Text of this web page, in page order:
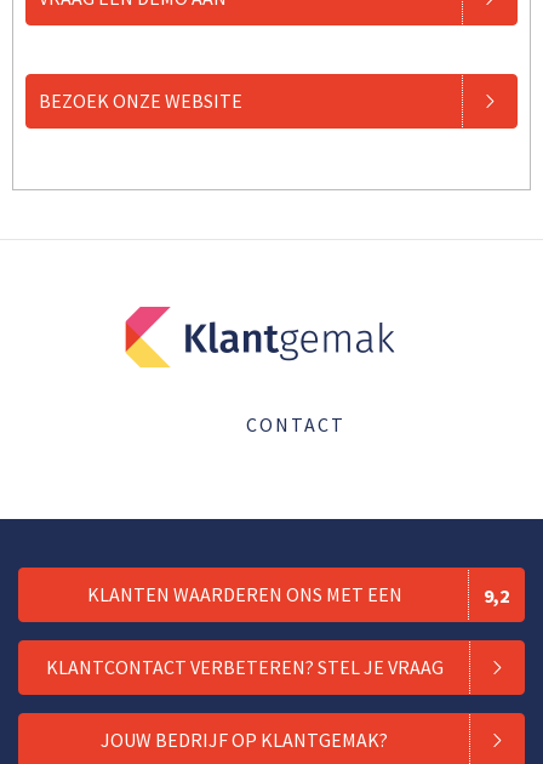
BEZOEK ONZE WEBSITE
CONTACT
KLANTEN WAARDEREN ONS MET EEN 9,2
KLANTCONTACT VERBETEREN? STEL JE VRAAG
JOUW BEDRIJF OP KLANTGEMAK?